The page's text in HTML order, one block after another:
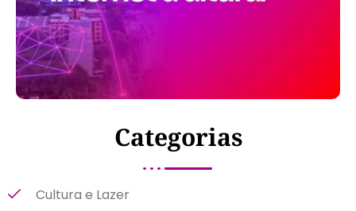
Categorias
Cultura e Lazer